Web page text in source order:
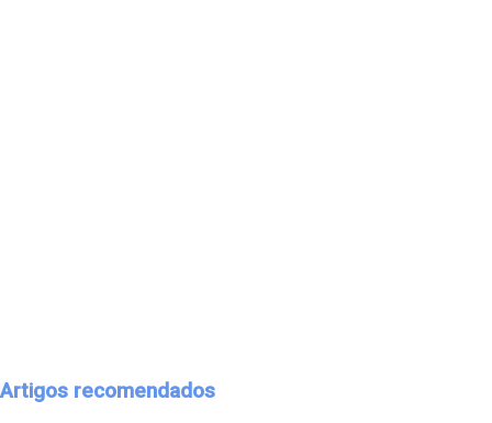
Artigos recomendados